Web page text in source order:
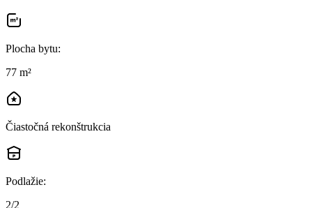
Plocha bytu:
77 m²
Čiastočná rekonštrukcia
Podlažie:
2/2